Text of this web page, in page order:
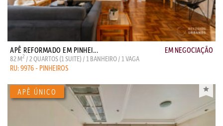
APÊ REFORMADO EM PINHEI... EM NEGOCIAÇÃO
82 M2 / 2 QUARTOS (1 SUITE) / 1 BANHEIRO / 1 VAGA
RU: 9976 - PINHEIROS